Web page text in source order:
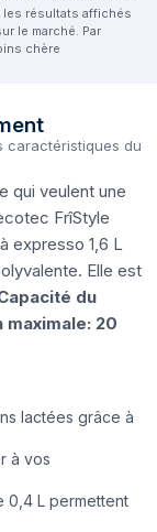
les résultats affichés
le marché. Par
chère
caractéristiques du
qui veulent une
FrîStyle
expresso 1,6 L
Elle est
du
maximale: 20
lactées grâce à
à vos
0,4 L permettent